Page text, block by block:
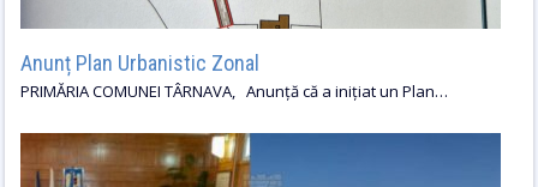
Anunț Plan Urbanistic Zonal
PRIMĂRIA COMUNEI TÂRNAVA, Anunță că a inițiat un Plan…